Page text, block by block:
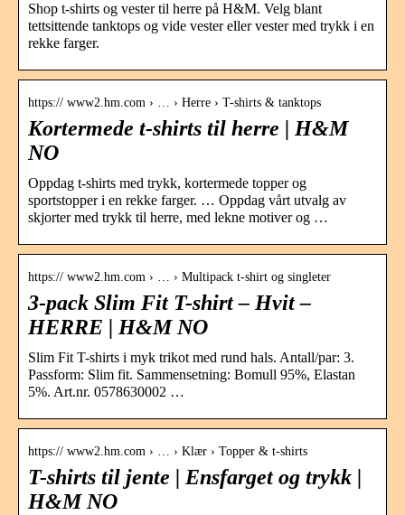
Shop t-shirts og vester til herre på H&M. Velg blant
tettsittende tanktops og vide vester eller vester med trykk i en
rekke farger.
https:// www2.hm.com › … › Herre › T-shirts & tanktops
Kortermede t-shirts til herre | H&M
NO
Oppdag t-shirts med trykk, kortermede topper og
sportstopper i en rekke farger. … Oppdag vårt utvalg av
skjorter med trykk til herre, med lekne motiver og …
https:// www2.hm.com › … › Multipack t-shirt og singleter
3-pack Slim Fit T-shirt – Hvit –
HERRE | H&M NO
Slim Fit T-shirts i myk trikot med rund hals. Antall/par: 3.
Passform: Slim fit. Sammensetning: Bomull 95%, Elastan
5%. Art.nr. 0578630002 …
https:// www2.hm.com › … › Klær › Topper & t-shirts
T-shirts til jente | Ensfarget og trykk |
H&M NO